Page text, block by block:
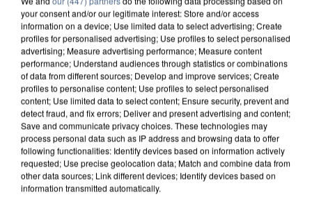
your consent and/or our legitimate interest: Store and/or access
information on a device; Use limited data to select advertising; Create
profiles for personalised advertising; Use profiles to select personalised
advertising; Measure advertising performance; Measure content
performance; Understand audiences through statistics or combinations
of data from different sources; Develop and improve services; Create
profiles to personalise content; Use profiles to select personalised
content; Use limited data to select content; Ensure security, prevent and
detect fraud, and fix errors; Deliver and present advertising and content;
Save and communicate privacy choices. These technologies may
process personal data such as IP address and browsing data to offer
following functionalities: Identify devices based on information actively
requested; Use precise geolocation data; Match and combine data from
other data sources; Link different devices; Identify devices based on
information transmitted automatically.